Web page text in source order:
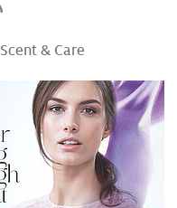
Scent & Care